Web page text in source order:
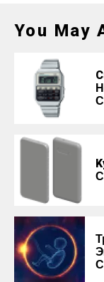
You May